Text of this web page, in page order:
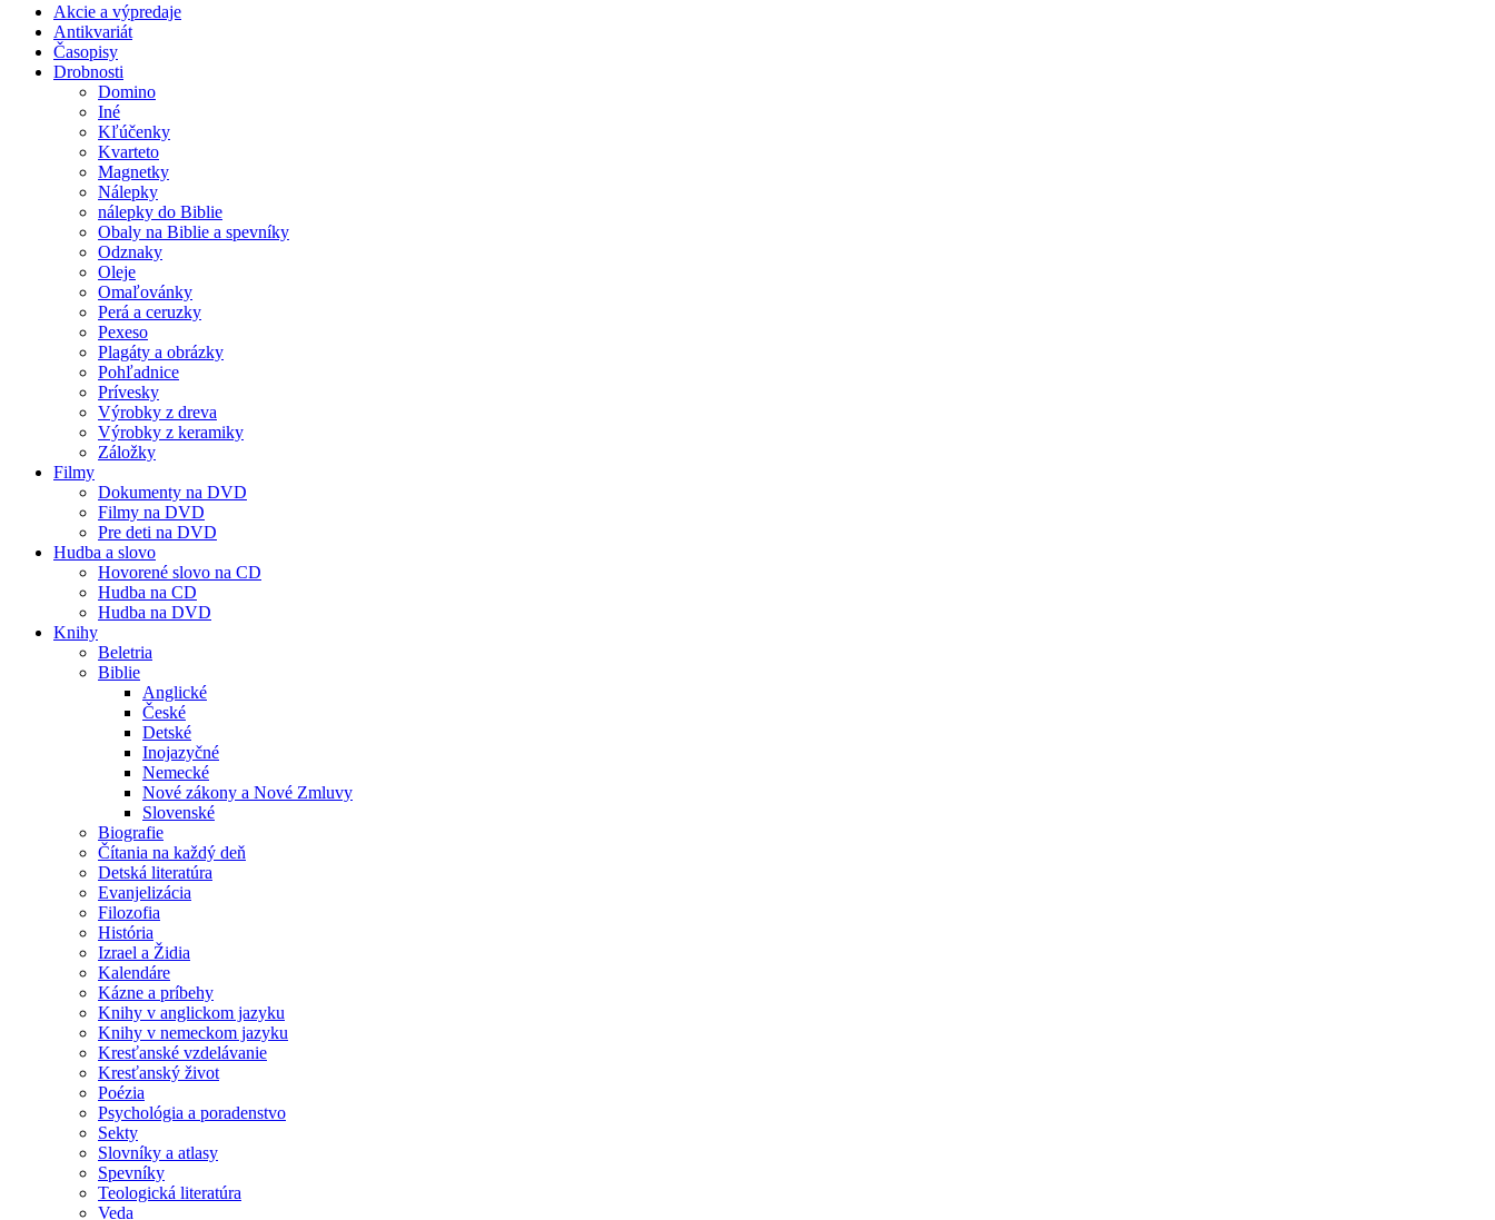
Akcie a výpredaje
Antikvariát
Časopisy
Drobnosti
Domino
Iné
Kľúčenky
Kvarteto
Magnetky
Nálepky
nálepky do Biblie
Obaly na Biblie a spevníky
Odznaky
Oleje
Omaľovánky
Perá a ceruzky
Pexeso
Plagáty a obrázky
Pohľadnice
Prívesky
Výrobky z dreva
Výrobky z keramiky
Záložky
Filmy
Dokumenty na DVD
Filmy na DVD
Pre deti na DVD
Hudba a slovo
Hovorené slovo na CD
Hudba na CD
Hudba na DVD
Knihy
Beletria
Biblie
Anglické
České
Detské
Inojazyčné
Nemecké
Nové zákony a Nové Zmluvy
Slovenské
Biografie
Čítania na každý deň
Detská literatúra
Evanjelizácia
Filozofia
História
Izrael a Židia
Kalendáre
Kázne a príbehy
Knihy v anglickom jazyku
Knihy v nemeckom jazyku
Kresťanské vzdelávanie
Kresťanský život
Poézia
Psychológia a poradenstvo
Sekty
Slovníky a atlasy
Spevníky
Teologická literatúra
Veda